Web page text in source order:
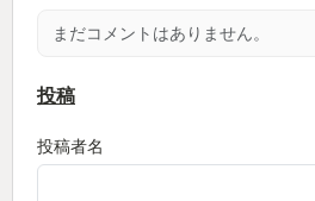
ＢＧＭは、この作品オリジナ
しています。
まだコメントはありません。
投稿
投稿者名